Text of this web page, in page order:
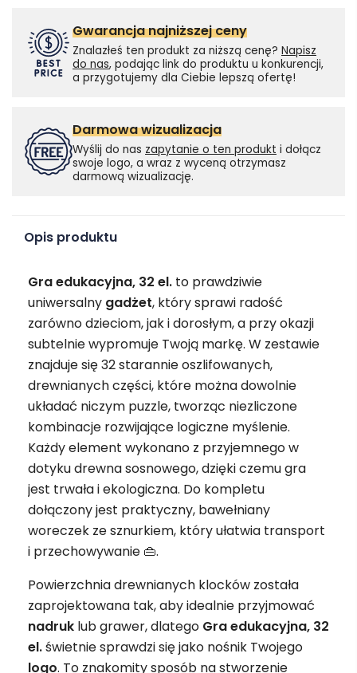
Gwarancja najniższej ceny
Znalazłeś ten produkt za niższą cenę? Napisz
do nas, podając link do produktu u konkurencji,
a przygotujemy dla Ciebie lepszą ofertę!
Darmowa wizualizacja
Wyślij do nas zapytanie o ten produkt i dołącz
swoje logo, a wraz z wyceną otrzymasz
darmową wizualizację.
Opis produktu
Gra edukacyjna, 32 el. to prawdziwie
uniwersalny gadżet, który sprawi radość
zarówno dzieciom, jak i dorosłym, a przy okazji
subtelnie wypromuje Twoją markę. W zestawie
znajduje się 32 starannie oszlifowanych,
drewnianych części, które można dowolnie
układać niczym puzzle, tworząc niezliczone
kombinacje rozwijające logiczne myślenie.
Każdy element wykonano z przyjemnego w
dotyku drewna sosnowego, dzięki czemu gra
jest trwała i ekologiczna. Do kompletu
dołączony jest praktyczny, bawełniany
woreczek ze sznurkiem, który ułatwia transport
i przechowywanie 👜.
Powierzchnia drewnianych klocków została
zaprojektowana tak, aby idealnie przyjmować
nadruk lub grawer, dlatego Gra edukacyjna, 32
el.świetnie sprawdzi się jako nośnik Twojego
logo. To znakomity sposób na stworzenie